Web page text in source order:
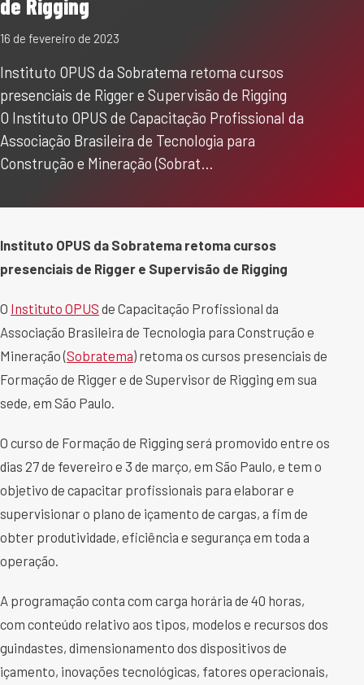
16 de fevereiro de 2023
Instituto OPUS da Sobratema retoma cursos
presenciais de Rigger e Supervisão de Rigging
O Instituto OPUS de Capacitação Profissional da
Associação Brasileira de Tecnologia para
Construção e Mineração (Sobrat…
Instituto OPUS da Sobratema retoma cursos
presenciais de Rigger e Supervisão de Rigging
O Instituto OPUS de Capacitação Profissional da
Associação Brasileira de Tecnologia para Construção e
Mineração (Sobratema) retoma os cursos presenciais de
Formação de Rigger e de Supervisor de Rigging em sua
sede, em São Paulo.
O curso de Formação de Rigging será promovido entre os
dias 27 de fevereiro e 3 de março, em São Paulo, e tem o
objetivo de capacitar profissionais para elaborar e
supervisionar o plano de içamento de cargas, a fim de
obter produtividade, eficiência e segurança em toda a
operação.
A programação conta com carga horária de 40 horas,
com conteúdo relativo aos tipos, modelos e recursos dos
guindastes, dimensionamento dos dispositivos de
içamento, inovações tecnológicas, fatores operacionais,